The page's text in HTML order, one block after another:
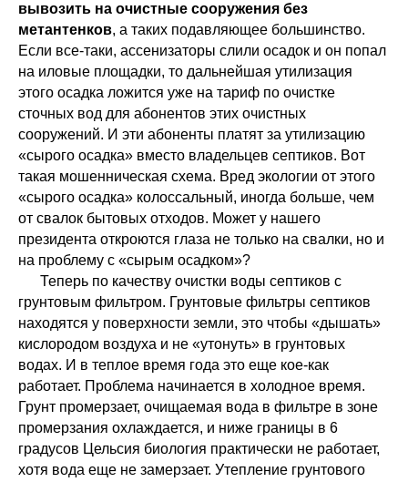
вывозить на очистные сооружения без
метантенков, а таких подавляющее большинство.
Если все-таки, ассенизаторы слили осадок и он попал
на иловые площадки, то дальнейшая утилизация
этого осадка ложится уже на тариф по очистке
сточных вод для абонентов этих очистных
сооружений. И эти абоненты платят за утилизацию
«сырого осадка» вместо владельцев септиков. Вот
такая мошенническая схема. Вред экологии от этого
«сырого осадка» колоссальный, иногда больше, чем
от свалок бытовых отходов. Может у нашего
президента откроются глаза не только на свалки, но и
на проблему с «сырым осадком»?
Теперь по качеству очистки воды септиков с
грунтовым фильтром. Грунтовые фильтры септиков
находятся у поверхности земли, это чтобы «дышать»
кислородом воздуха и не «утонуть» в грунтовых
водах. И в теплое время года это еще кое-как
работает. Проблема начинается в холодное время.
Грунт промерзает, очищаемая вода в фильтре в зоне
промерзания охлаждается, и ниже границы в 6
градусов Цельсия биология практически не работает,
хотя вода еще не замерзает. Утепление грунтового